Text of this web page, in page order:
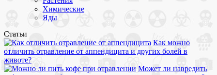
Химические
Яды
Статьи
Как можно
отличить отравление от аппендицита и других болей в
животе?
Может ли навредить